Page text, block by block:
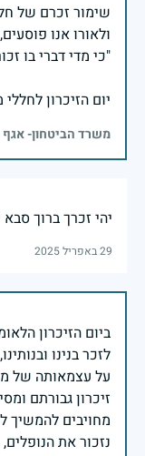
שימור זכרם של
יום הזיכרון
משרד הביטחון-
יהי זכרך ברוך סבא
29 באפריל 2025
ביום הזיכרון
לזכר בנינו
זיכרון גבורתם
נזכור את